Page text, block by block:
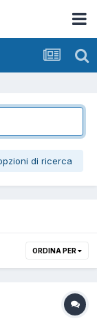
di ricerca
ORDINA PER